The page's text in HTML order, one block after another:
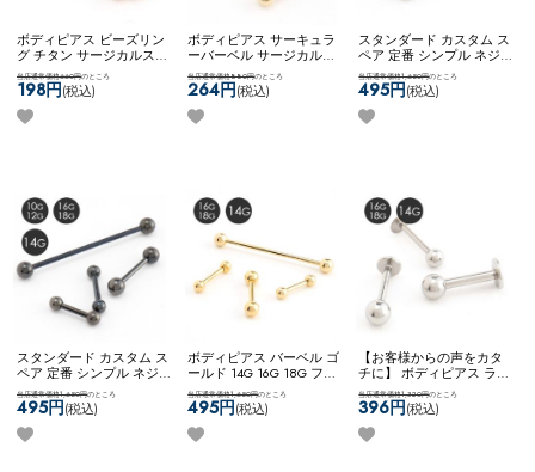
ボディピアス ビーズリン
グ チタン サージカルステ
ンレス 金属アレルギー対
応 14G 16G 18G シンプル
可愛い ネコポスOK
ティブビーズリング (ロー
当店通常価格660円のところ
198円(税込)
ボディピアス サーキュラ
ーバーベル サージカルス
テンレス 金属アレルギー
対応 14G 16G 18G シンプ
ル ネコポスOK
ーバーベル
当店通常価格880円のところ
264円(税込)
スタンダード カスタム ス
ペア 定番 シンプル ネジ
式キャッチ ネコポスOK
ーベル (シルバー)
当店通常価格1,650円のところ
495円(税込)
スタンダード カスタム ス
ペア 定番 シンプル ネジ
式キャッチ ネコポスOK
ーベル (ブラック)
当店通常価格1,650円のところ
495円(税込)
ボディピアス バーベル ゴ
ールド 14G 16G 18G ファ
ーストピアス サージカル
ステンレス シンプル ネコ
ポスOKバーベル (ゴール
ド)
当店通常価格1,650円のところ
495円(税込)
【お客様からの声をカタ
チに】 ボディピアス ラブ
レット カスタム アレンジ
サージカルステンレス
2way ネコポスOK
ット (シルバー)
当店通常価格1,320円のところ
396円(税込)